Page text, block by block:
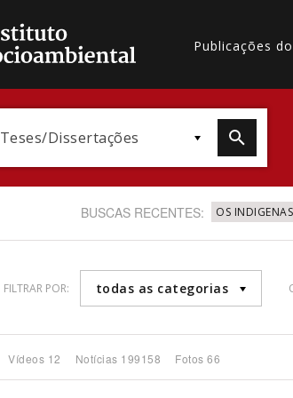
Publicações
Teses/Dissertações
BUSCAS RECENTES: OS INDIGENAS
FILTRAR POR: todas as categorias
Vídeos 12 Notícias 199158 Fotos 66